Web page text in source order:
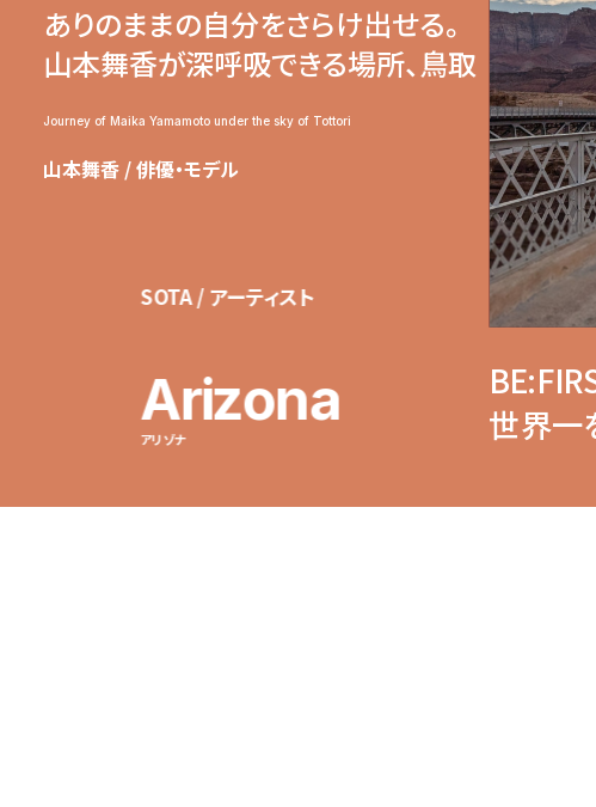
ありのままの自分をさらけ出せる。
山本舞香が深呼吸できる場所、鳥取
Journey of Maika Yamamoto under the sky of Tottori
山本舞香 / 俳優・モデル
SOTA / アーティスト
Arizona
アリゾナ
世界一